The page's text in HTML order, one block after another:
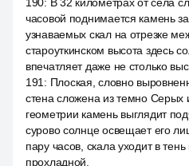
часовой поднимается камень
узнаваемых скал на отрезке
староуткинском высота здесь
впечатляет даже не столько
191 : Плоская, словно
стена сложена из темно Серых
геометрии камень выглядит
сурово солнце освещает его
пару часов, скала уходит в
прохладной.